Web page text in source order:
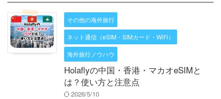
その他の海外旅行
ネット通信（eSIM・SIMカード・WiFi）
海外旅行ノウハウ
Holaflyの中国・香港・マカオeSIMと
は？使い方と注意点
2026/5/10